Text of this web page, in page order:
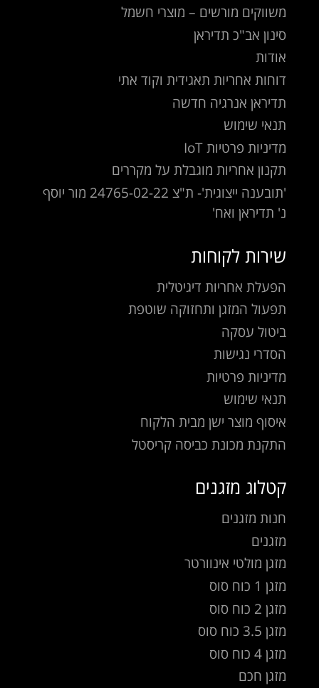
משווקים מורשים – מוצרי חשמל
סינון אב"כ תדיראן
אודות
דוחות אחריות תאגידית וקוד אתי
תדיראן אנרגיה חדשה
תנאי שימוש
מדיניות פרטיות IoT
תקנון אחריות מוגבלת על מקררים
'תובענה ייצוגית'- ת"צ 24765-02-22 מור יוסף
נ' תדיראן ואח'
שירות לקוחות
הפעלת אחריות דיגיטלית
תפעול המזגן ותחזוקה שוטפת
ביטול עסקה
הסדרי נגישות
מדיניות פרטיות
תנאי שימוש
איסוף מוצר ישן מבית הלקוח
התקנת מכונת כביסה קריסטל
קטלוג מזגנים
חנות מזגנים
מזגנים
מזגן מולטי אינוורטר
מזגן 1 כוח סוס
מזגן 2 כוח סוס
מזגן 3.5 כוח סוס
מזגן 4 כוח סוס
מזגן חכם